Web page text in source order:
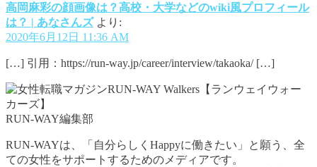
高岡麻彩の顔画像は？高校・大学などのwiki風プロフィール
は？ | あなさんズ より:
2020年6月12日 11:36 AM
[…] 引用：https://run-way.jp/career/interview/takaoka/ […]
RUN-WAY編集部
RUN-WAYは、「自分らしくHappyに働きたい」と願う、全
ての女性をサポートするためのメディアです。